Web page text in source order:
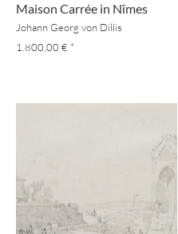
Maison Carrée in Nîmes
Johann Georg von Dillis
1.800,00 € *